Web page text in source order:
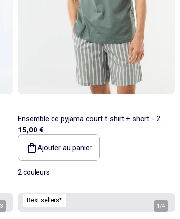
Ensemble de pyjama court t-shirt + short - 2
pièces
15,00 €
Ajouter au panier
2 couleurs
3
Best sellers*
1/4